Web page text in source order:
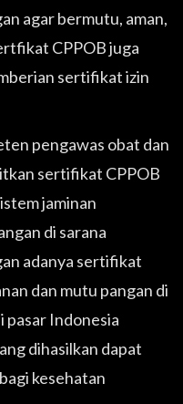
agar bermutu, aman,
CPPOB juga
sertifikat izin
pengawas obat dan
sertifikat CPPOB
jaminan
di sarana
adanya sertifikat
dan mutu pangan di
pasar Indonesia
dihasilkan dapat
kesehatan